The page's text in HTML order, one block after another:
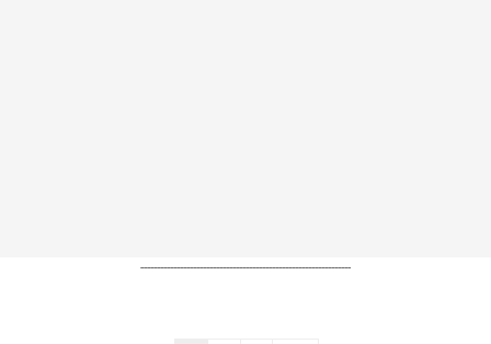
----------------------------------------------------------------